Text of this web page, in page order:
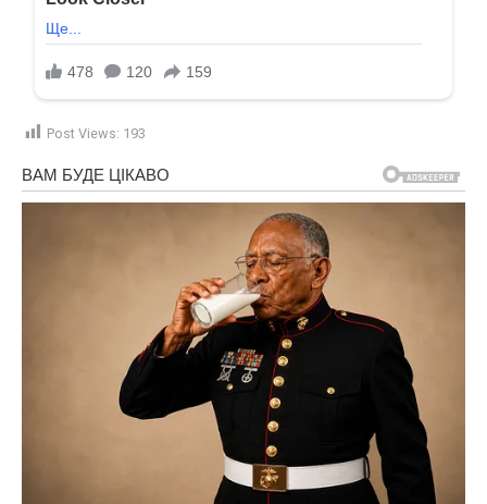
Post Views: 193